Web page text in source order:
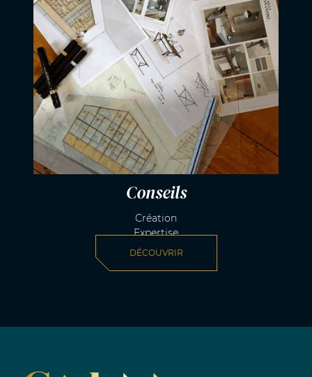
Conseils
Création
Expertise
DÉCOUVRIR